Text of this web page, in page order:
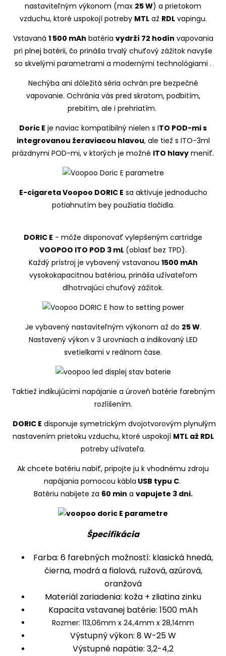
nastaviteľným výkonom (max 25 W) a prietokom
vzduchu, ktoré uspokojí potreby MTLaž RDLvapingu.
Vstavaná 1 500 mAh batéria vydrží 72 hodín vapovania
pri plnej batérii, čo prináša trvalý chuťový zážitok navyše
so skvelými parametrami a modernými technológiami .
Nechýba ani dôležitá séria ochrán pre bezpečné
vapovanie. Ochránia vás pred skratom, podbitím,
prebitím, ale i prehriatím.
Doric E je naviac kompatibilný nielen s ITO POD-mi s
integrovanou žeraviacou hlavou, ale tiež s ITO-3ml
prázdnymi POD-mi, v ktorých je možné ITO hlavy meniť.
E-cigareta Voopoo DORIC E sa aktivuje jednoducho
potiahnutím bey použiatia tlačidla.
DORIC E - môže disponovať vylepšeným cartridge
VOOPOO ITO POD 3 mL (oblasť bez TPD).
Každý prístroj je vybavený vstavanou 1500 mAh
vysokokapacitnou batériou, prináša užívateľom
dlhotrvajúci chuťový zážitok.
Je vybavený nastaviteľným výkonom až do 25 W.
Nastavený výkon v 3 urovniach a indikovaný LED
svetielkami v reálnom čase.
Taktiež indikujúcimi napájanie a úroveň batérie farebným
rozlíšením.
DORIC E disponuje symetrickým dvojotvorovým plynulým
nastavením prietoku vzduchu, ktoré uspokojí MTL až RDL
potreby užívateľa.
Ak chcete batériu nabiť, pripojte ju k vhodnému zdroju
napájania pomocou kábla USB typu C.
Batériu nabijete za 60 min a vapujete 3 dni.
Špecifikácia
Farba: 6 farebných možností: klasická hnedá,
čierna, modrá a fialová, ružová, azúrová,
oranžová
Materiál zariadenia: koža + zliatina zinku
Kapacita vstavanej batérie: 1500 mAh
Rozmer: 113,06mm x 24,4mm x 28,14mm
Výstupný výkon: 8 W-25 W
Výstupné napätie: 3,2-4,2